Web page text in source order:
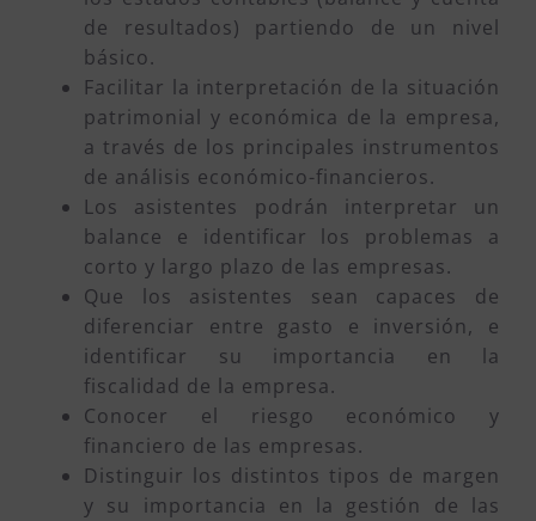
de resultados) partiendo de un nivel
básico.
Facilitar la interpretación de la situación
patrimonial y económica de la empresa,
a través de los principales instrumentos
de análisis económico-financieros.
Los asistentes podrán interpretar un
balance e identificar los problemas a
corto y largo plazo de las empresas.
Que los asistentes sean capaces de
diferenciar entre gasto e inversión, e
identificar su importancia en la
fiscalidad de la empresa.
Conocer el riesgo económico y
financiero de las empresas.
Distinguir los distintos tipos de margen
y su importancia en la gestión de las